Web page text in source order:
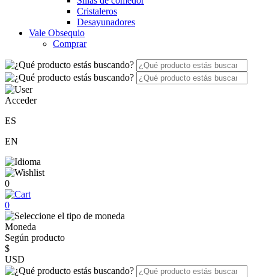
Cristaleros
Desayunadores
Vale Obsequio
Comprar
Acceder
ES
EN
0
0
Moneda
Según producto
$
USD